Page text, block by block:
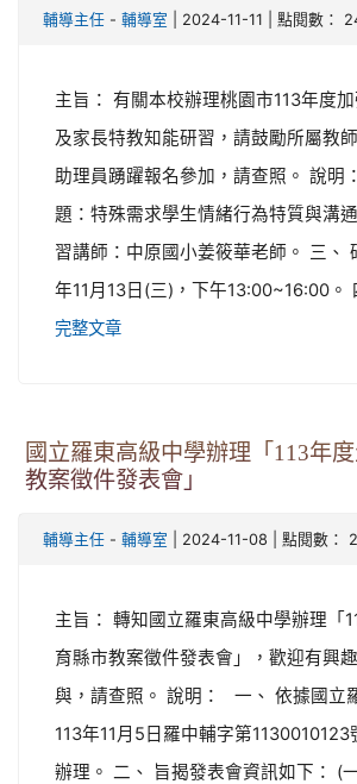
輔導主任 - 輔導室 | 2024-11-11 | 點閱數：
主旨： 有關本校辦理桃園市113年度
及家長特教知能研習，請鼓勵所屬教
助理員踴躍報名參加，請查照。 說明
題：特殊需求學生情緒行為特質與溝
習講師：中原國小姜筱華老師。 三、
年11月13日(三)，下午13:00~16:00。
完整文章
國立羅東高級中學辦理「113年
教案徵件發表會」
輔導主任 - 輔導室 | 2024-11-08 | 點閱數：
主旨： 轉知國立羅東高級中學辦理「
育縣市教案徵件發表會」，歡迎有興
與，請查照。 說明： 一、 依據國立
113年11月5日羅中輔字第
辦理。 二、 旨揭發表會資訊如下： (